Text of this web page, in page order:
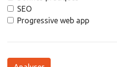
SEO
Progressive web app